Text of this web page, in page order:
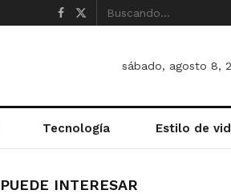
sábado, agosto 8,
Tecnología Estilo de
INTERESAR